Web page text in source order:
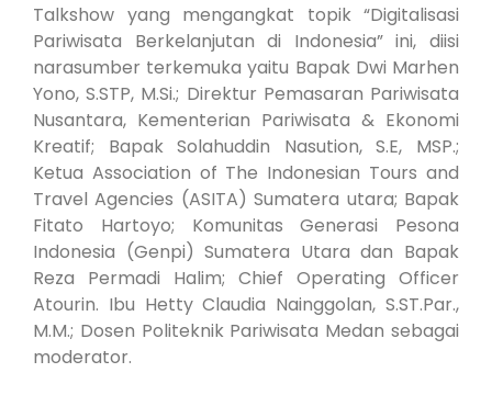
Talkshow yang mengangkat topik “Digitalisasi
Pariwisata Berkelanjutan di Indonesia” ini, diisi
narasumber terkemuka yaitu Bapak Dwi Marhen
Yono, S.STP, M.Si.; Direktur Pemasaran Pariwisata
Nusantara, Kementerian Pariwisata & Ekonomi
Kreatif; Bapak Solahuddin Nasution, S.E, MSP.;
Ketua Association of The Indonesian Tours and
Travel Agencies (ASITA) Sumatera utara; Bapak
Fitato Hartoyo; Komunitas Generasi Pesona
Indonesia (Genpi) Sumatera Utara dan Bapak
Reza Permadi Halim; Chief Operating Officer
Atourin. Ibu Hetty Claudia Nainggolan, S.ST.Par.,
M.M.; Dosen Politeknik Pariwisata Medan sebagai
moderator.